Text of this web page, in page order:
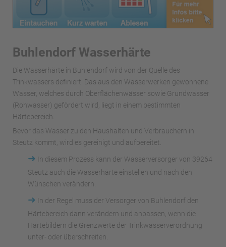
Buhlendorf Wasserhärte
Die Wasserhärte in Buhlendorf wird von der Quelle des
Trinkwassers definiert. Das aus den Wasserwerken gewonnene
Wasser, welches durch Oberflächenwässer sowie Grundwasser
(Rohwasser) gefördert wird, liegt in einem bestimmten
Härtebereich.
Bevor das Wasser zu den Haushalten und Verbrauchern in
Steutz kommt, wird es gereinigt und aufbereitet.
➜
In diesem Prozess kann der Wasserversorger von 39264
Steutz auch die Wasserhärte einstellen und nach den
Wünschen verändern.
➜
In der Regel muss der Versorger von Buhlendorf den
Härtebereich dann verändern und anpassen, wenn die
Härtebildern die Grenzwerte der Trinkwasserverordnung
unter- oder überschreiten.